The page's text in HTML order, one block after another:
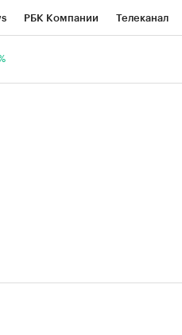
РБК Компании Телеканал